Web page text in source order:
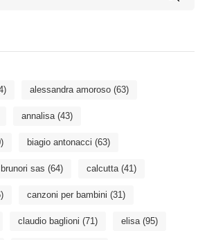
alessandra amoroso(63)
annalisa(43)
biagio antonacci (63)
brunori sas (64) calcutta(41)
canzoni per bambini (31)
claudio baglioni (71) elisa(95)